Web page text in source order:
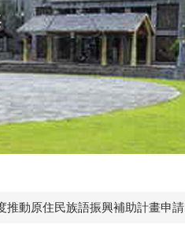
推動原住民族語振興補助計畫申請